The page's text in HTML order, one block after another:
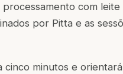
processamento com
por Pitta e as
cinco minutos e